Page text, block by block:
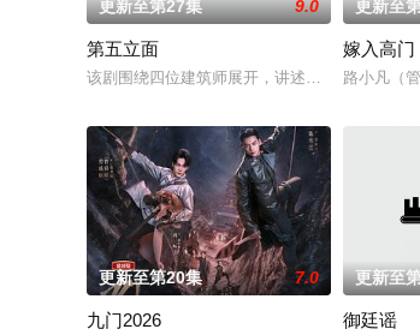
更新至第27集 9.0
第五立面
该剧围绕四位建筑师展开，讲述了他们在中意
更新至
嫁入高门
路小凡（
更新至第20集 7.0
九门2026
更新至
御廷谣